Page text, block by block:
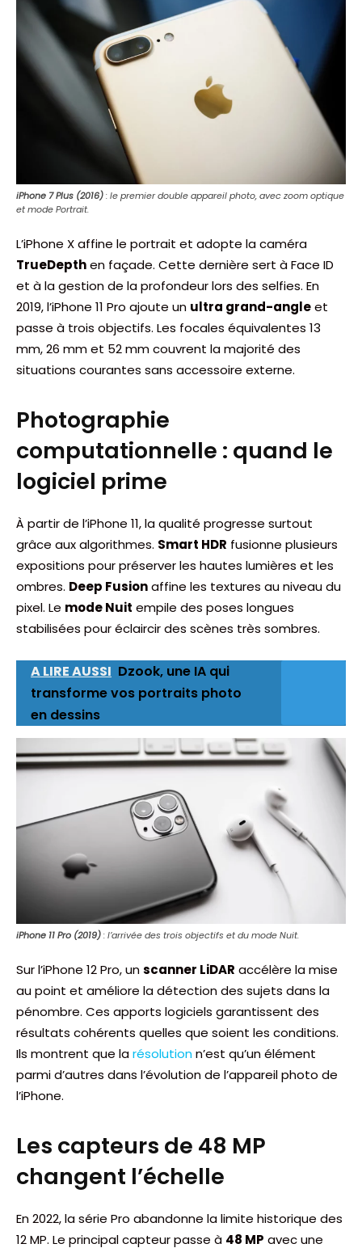
iPhone 7 Plus (2016): le premier double appareil photo, avec zoom optique
et mode Portrait.
L’iPhone X affine le portrait et adopte la caméra
TrueDepthen façade. Cette dernière sert à Face ID
et à la gestion de la profondeur lors des selfies. En
2019, l’iPhone 11 Pro ajoute un ultra grand-angleet
passe à trois objectifs. Les focales équivalentes 13
mm, 26 mm et 52 mm couvrent la majorité des
situations courantes sans accessoire externe.
Photographie
computationnelle : quand le
logiciel prime
À partir de l’iPhone 11, la qualité progresse surtout
grâce aux algorithmes. Smart HDR fusionne plusieurs
expositions pour préserver les hautes lumières et les
ombres. Deep Fusionaffine les textures au niveau du
pixel. Le mode Nuit empile des poses longues
stabilisées pour éclaircir des scènes très sombres.
A LIRE AUSSI Dzook, une IA qui
transforme vos portraits photo
en dessins
iPhone 11 Pro (2019): l’arrivée des trois objectifs et du mode Nuit.
Sur l’iPhone 12 Pro, unscanner LiDAR accélère la mise
au point et améliore la détection des sujets dans la
pénombre. Ces apports logiciels garantissent des
résultats cohérents quelles que soient les conditions.
Ils montrent que larésolutionn’est qu’un élément
parmi d’autres dans l’évolution de l’appareil photo de
l’iPhone.
Les capteurs de 48 MP
changent l’échelle
En 2022, la série Pro abandonne la limite historique des
12 MP. Le principal capteur passe à 48 MP avec une